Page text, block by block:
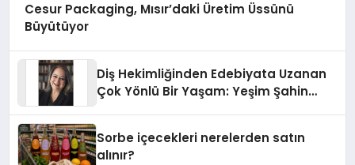
Cesur Packaging, Mısır’daki Üretim Üssünü
Büyütüyor
Diş Hekimliğinden Edebiyata Uzanan
Çok Yönlü Bir Yaşam: Yeşim Şahin
Sorbe içecekleri nerelerden satın
alınır?